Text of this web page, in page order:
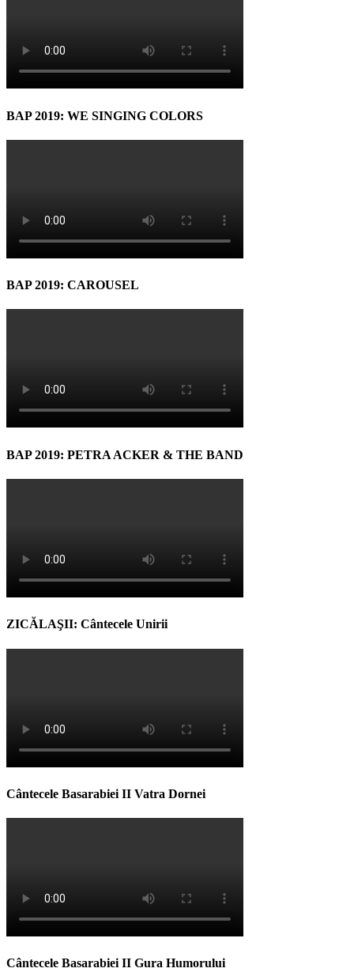
BAP 2019: WE SINGING COLORS
BAP 2019: CAROUSEL
BAP 2019: PETRA ACKER & THE BAND
ZICĂLAŞII: Cântecele Unirii
Cântecele Basarabiei II Vatra Dornei
Cântecele Basarabiei II Gura Humorului